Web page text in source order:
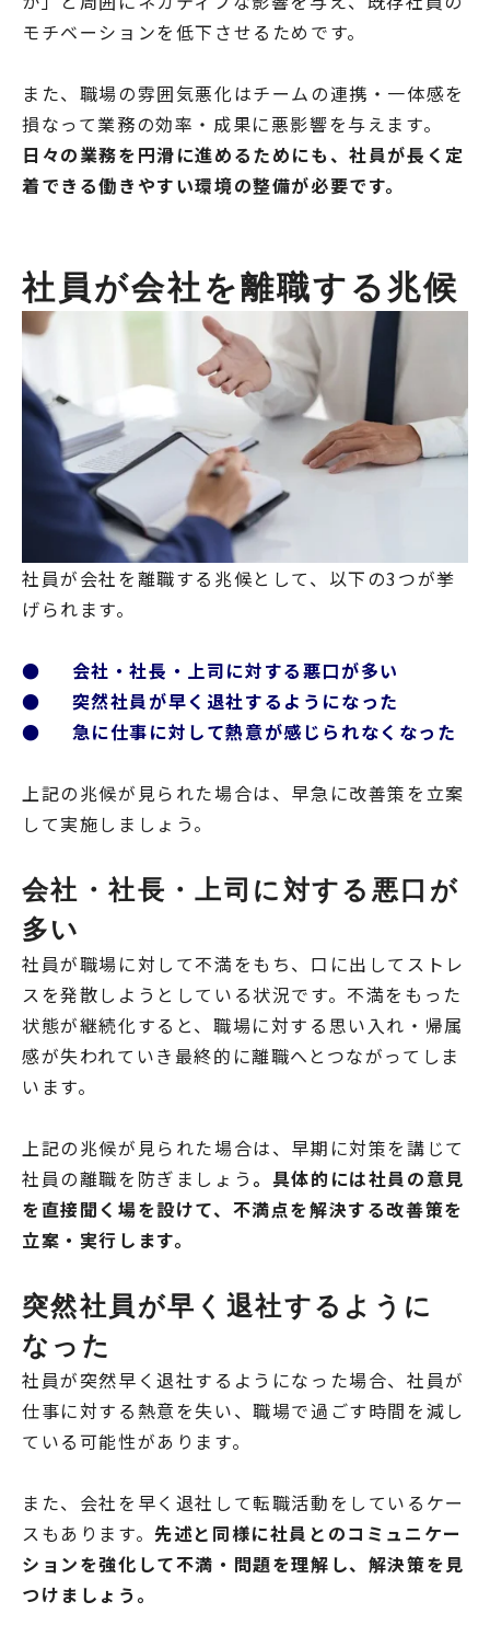
モチベーションを低下させるためです。
また、職場の雰囲気悪化はチームの連携・一体感を
損なって業務の効率・成果に悪影響を与えます。
日々の業務を円滑に進めるためにも、社員が長く定
着できる働きやすい環境の整備が必要です。
社員が会社を離職する兆候
社員が会社を離職する兆候として、以下の3つが挙
げられます。
● 会社・社長・上司に対する悪口が多い
● 突然社員が早く退社するようになった
● 急に仕事に対して熱意が感じられなくなった
上記の兆候が見られた場合は、早急に改善策を立案
して実施しましょう。
会社・社長・上司に対する悪口が
多い
社員が職場に対して不満をもち、口に出してストレ
スを発散しようとしている状況です。不満をもった
状態が継続化すると、職場に対する思い入れ・帰属
感が失われていき最終的に離職へとつながってしま
います。
上記の兆候が見られた場合は、早期に対策を講じて
社員の離職を防ぎましょう。具体的には社員の意見
を直接聞く場を設けて、不満点を解決する改善策を
立案・実行します。
突然社員が早く退社するように
なった
社員が突然早く退社するようになった場合、社員が
仕事に対する熱意を失い、職場で過ごす時間を減し
ている可能性があります。
また、会社を早く退社して転職活動をしているケー
スもあります。先述と同様に社員とのコミュニケー
ションを強化して不満・問題を理解し、解決策を見
つけましょう。